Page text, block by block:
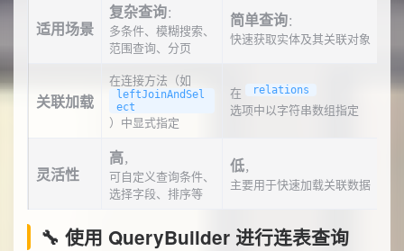
适用场景
复杂查询：
多条件、模糊搜索、
范围查询、分页
简单查询：
快速获取实体及其关联对象
关联加载
在连接方法（如
leftJoinAndSel
ect
）中显式指定
在 relations
选项中以字符串数组指定
灵活性
高，
可自定义查询条件、
选择字段、排序等
低，
主要用于快速加载关联数据
🔧 使用 QueryBuilder 进行连表查询